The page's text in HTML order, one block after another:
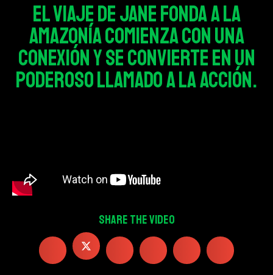
El viaje de Jane Fonda a la
Amazonía comienza con una
conexión y se convierte en un
poderoso llamado a la acción.
Share the video